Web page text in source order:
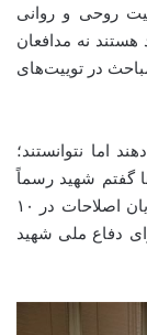
روحی و روانی
هستند نه مدافعان
در توییت‌‌های
اما نتوانستند؛‌
گفتم شهید رسماً
جناحی است، به آن‌ها گفتم یک نفر شهید در جریان اصلاحات در ۱۰
دفاع ملی شهید